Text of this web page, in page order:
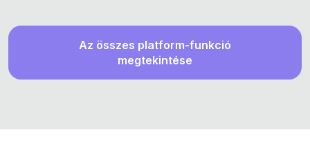
Az összes platform-funkció
megtekintése